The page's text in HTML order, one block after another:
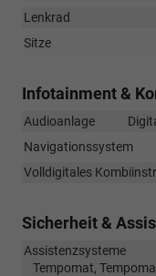
Lenkrad
Sitze
Infotainment &
Audioanlage
Navigationssystem
Volldigitales
Sicherheit &
Assistenzsysteme
Tempomat,